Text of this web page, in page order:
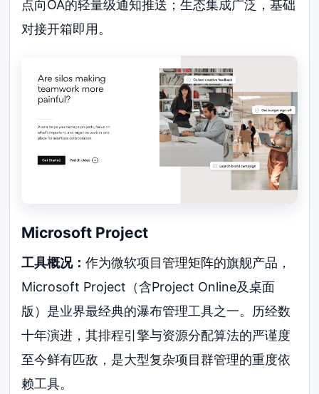
点向OA的轻量级通知推送；生态集成广泛，基础
对接开箱即用。
Microsoft Project
工具概况：作为微软项目管理矩阵的旗舰产品，
Microsoft Project（含Project Online及桌面
版）是业界最经典的瀑布管理工具之一。历经数
十年演进，其排程引擎与资源分配算法的严谨度
至今鲜有匹敌，是大型复杂项目群管理的重度依
赖工具。